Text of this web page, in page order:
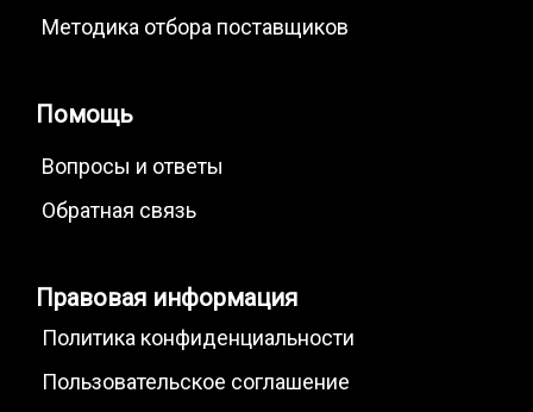
Методика отбора поставщиков
Помощь
Вопросы и ответы
Обратная связь
Правовая информация
Политика конфиденциальности
Пользовательское соглашение